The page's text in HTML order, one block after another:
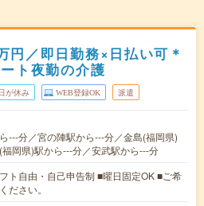
円／即日勤務×日払い可＊
ト夜勤の介護
が休み WEB登録OK 派遣
---分／宮の陣駅から---分／金島(福岡県)
岡県)駅から---分／安武駅から---分
ト自由・自己申告制 ■曜日固定OK ■ご希
ださい。